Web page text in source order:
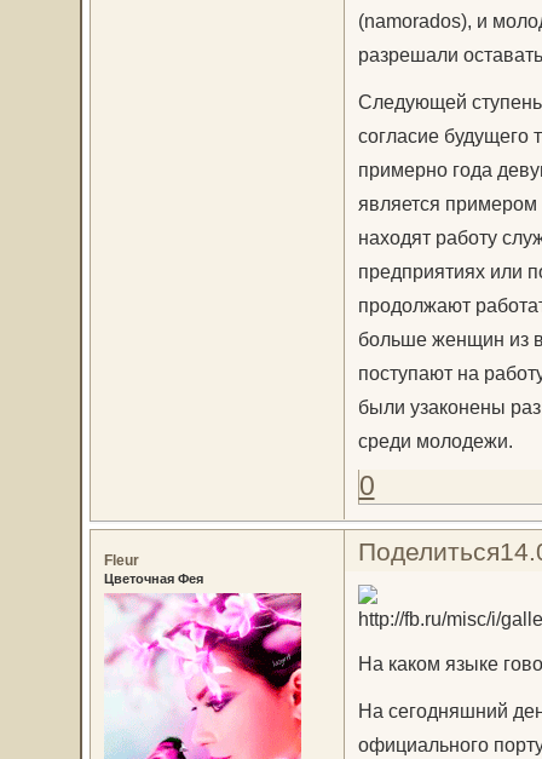
(namorados), и
разрешали
Следующей
согласие будущего
примерно года
является
находят работу
предприятиях или
продолжают
больше женщин из
поступают на
были узаконены
среди молодежи.
0
Поделиться
Fleur
Цветочная Фея
На каком языке
На сегодняшний
официального